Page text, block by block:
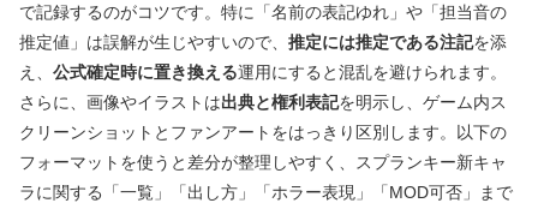
で記録するのがコツです。特に「名前の表記ゆれ」や「担当音の
推定値」は誤解が生じやすいので、 推定には推定である注記を添
え、 公式確定時に置き換える運用にすると混乱を避けられます。
さらに、画像やイラストは出典と権利表記を明示し、ゲーム内ス
クリーンショットとファンアートをはっきり区別します。以下の
フォーマットを使うと差分が整理しやすく、スプランキー新キャ
ラに関する「一覧」「出し方」「ホラー表現」「MOD可否」まで